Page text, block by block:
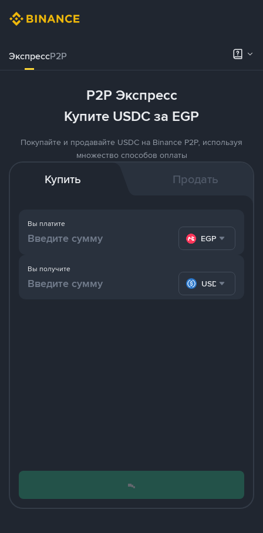
ЭкспрессP2P
P2P Экспресс
Купите USDC за EGP
Покупайте и продавайте USDC на Binance P2P, используя
множество способов оплаты
Купить Продать
Вы платите
EGP
Вы получите
USDC